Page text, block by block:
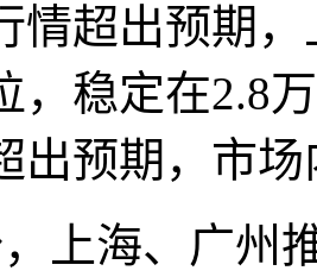
情超出预期
，稳定在2.8
出预期，市
海、广州推